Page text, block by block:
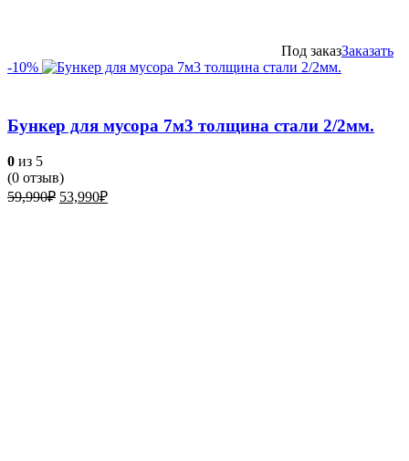
Под заказЗаказать
-10%
Бункер для мусора 7м3 толщина стали 2/2мм.
0 из 5
(0 отзыв)
59,990₽ Первоначальная
53,990₽Текущая